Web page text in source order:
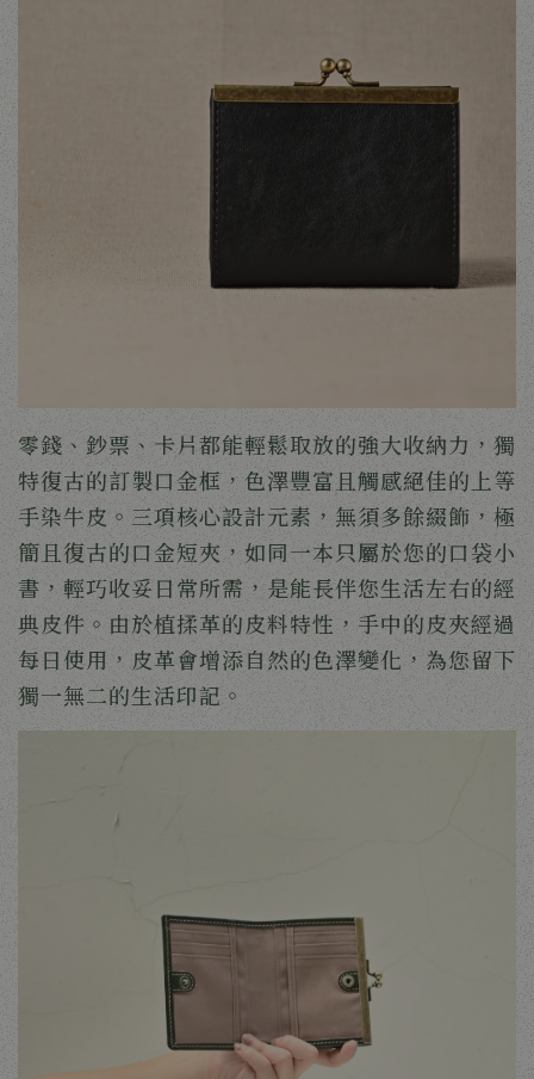
零錢、鈔票、卡片都能輕鬆取放的強大收納力，獨
特復古的訂製口金框，色澤豐富且觸感絕佳的上等
手染牛皮。三項核心設計元素，無須多餘綴飾，極
簡且復古的口金短夾，如同一本只屬於您的口袋小
書，輕巧收妥日常所需，是能長伴您生活左右的經
典皮件。由於植揉革的皮料特性，手中的皮夾經過
每日使用，皮革會增添自然的色澤變化，為您留下
獨一無二的生活印記。